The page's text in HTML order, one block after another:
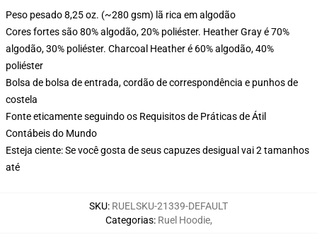
Peso pesado 8,25 oz. (~280 gsm) lã rica em algodão
Cores fortes são 80% algodão, 20% poliéster. Heather Gray é 70%
algodão, 30% poliéster. Charcoal Heather é 60% algodão, 40%
poliéster
Bolsa de bolsa de entrada, cordão de correspondência e punhos de
costela
Fonte eticamente seguindo os Requisitos de Práticas de Átil
Contábeis do Mundo
Esteja ciente: Se você gosta de seus capuzes desigual vai 2 tamanhos
até
SKU: RUELSKU-21339-DEFAULT
Categorias: Ruel Hoodie,